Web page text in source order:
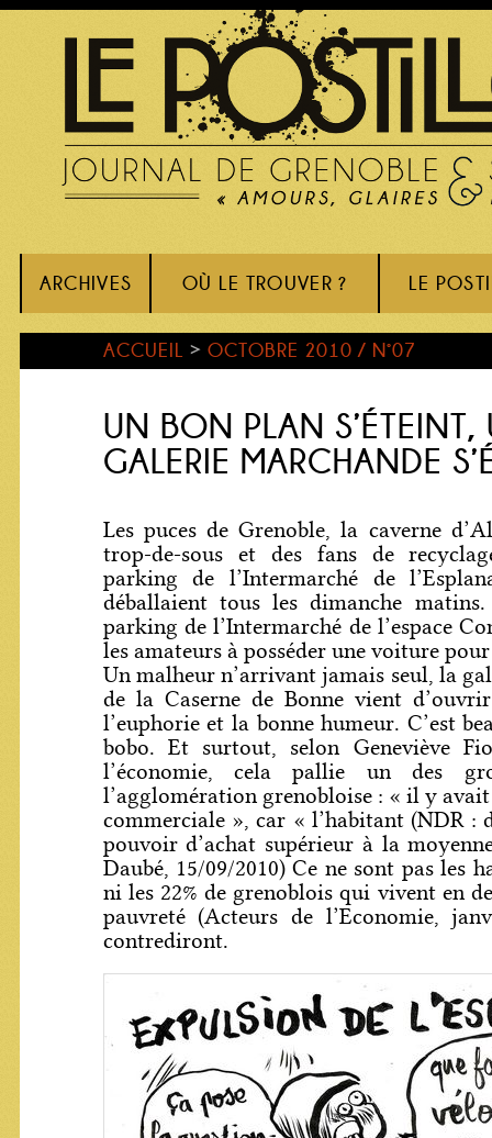
ARCHIVES OÙ LE TROUVER ? LE
ACCUEIL > OCTOBRE 2010 / N°07
UN BON PLAN S’ÉTEINT,
GALERIE MARCHANDE
Les puces de Grenoble, la caverne
trop-de-sous et des fans de
parking de l’Intermarché de
déballaient tous les dimanche
parking de l’Intermarché de l’espace
les amateurs à posséder une voiture
Un malheur n’arrivant jamais seul, la
de la Caserne de Bonne vient
l’euphorie et la bonne humeur. C’est
bobo. Et surtout, selon Geneviève
l’économie, cela pallie un des
l’agglomération grenobloise : « il y
commerciale », car « l’habitant (NDR :
pouvoir d’achat supérieur à la
Daubé, 15/09/2010) Ce ne sont pas les
ni les 22% de grenoblois qui vivent en
pauvreté (Acteurs de l’Economie,
contrediront.